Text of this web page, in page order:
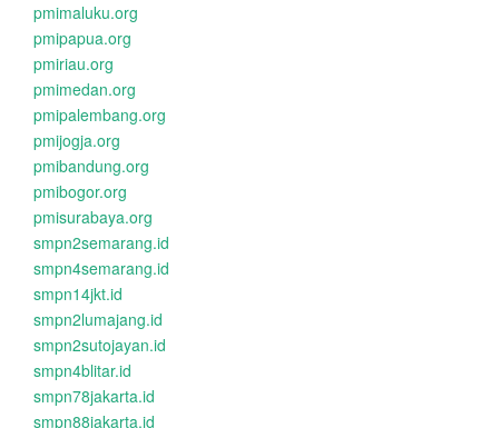
pmimaluku.org
pmipapua.org
pmiriau.org
pmimedan.org
pmipalembang.org
pmijogja.org
pmibandung.org
pmibogor.org
pmisurabaya.org
smpn2semarang.id
smpn4semarang.id
smpn14jkt.id
smpn2lumajang.id
smpn2sutojayan.id
smpn4blitar.id
smpn78jakarta.id
smpn88jakarta.id